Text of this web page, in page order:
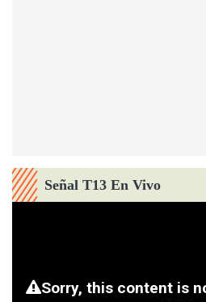
Señal T13 En Vivo